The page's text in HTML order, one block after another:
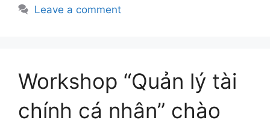
Leave a comment
Workshop “Quản lý tài
chính cá nhân” chào